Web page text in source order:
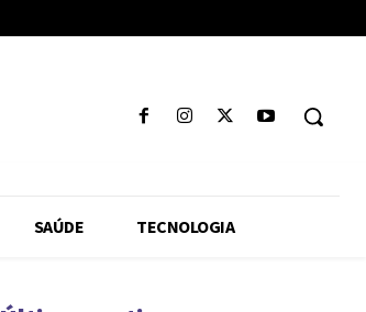
SAÚDE TECNOLOGIA